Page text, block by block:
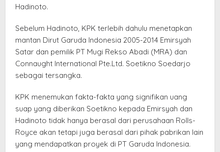
Hadinoto.
Sebelum Hadinoto, KPK terlebih dahulu menetapkan
mantan Dirut Garuda Indonesia 2005-2014 Emirsyah
Satar dan pemilik PT Mugi Rekso Abadi (MRA) dan
Connaught International Pte.Ltd. Soetikno Soedarjo
sebagai tersangka.
KPK menemukan fakta-fakta yang signifikan uang
suap yang diberikan Soetikno kepada Emirsyah dan
Hadinoto tidak hanya berasal dari perusahaan Rolls-
Royce akan tetapi juga berasal dari pihak pabrikan lain
yang mendapatkan proyek di PT Garuda Indonesia.